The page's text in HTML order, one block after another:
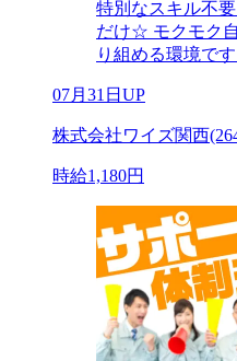
特別なスキル不
だけ☆ モクモク
り組める環境です
07月31日UP
株式会社ワイズ関西
時給1,180円